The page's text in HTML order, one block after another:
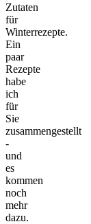
Zutaten
für
Winterrezepte.
Ein
paar
Rezepte
habe
ich
für
Sie
zusammengestellt
-
und
es
kommen
noch
mehr
dazu.